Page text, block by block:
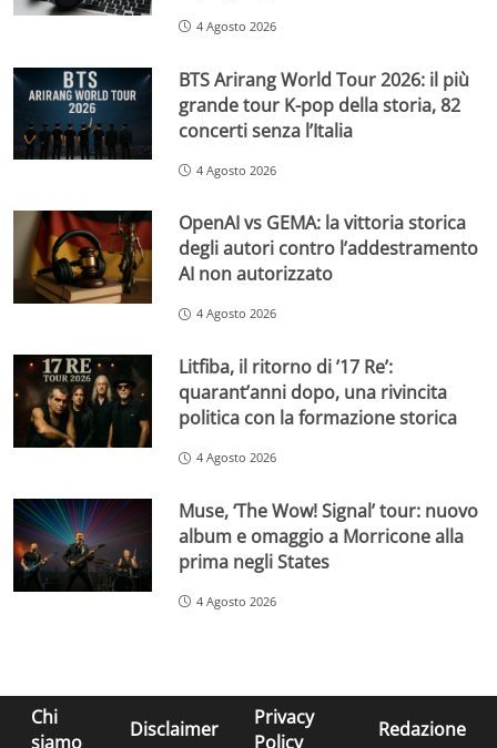
4 Agosto 2026
BTS Arirang World Tour 2026: il più
grande tour K-pop della storia, 82
concerti senza l’Italia
4 Agosto 2026
OpenAI vs GEMA: la vittoria storica
degli autori contro l’addestramento
AI non autorizzato
4 Agosto 2026
Litfiba, il ritorno di ’17 Re’:
quarant’anni dopo, una rivincita
politica con la formazione storica
4 Agosto 2026
Muse, ‘The Wow! Signal’ tour: nuovo
album e omaggio a Morricone alla
prima negli States
4 Agosto 2026
Chi
siamo
Disclaimer
Privacy
Policy
Redazione